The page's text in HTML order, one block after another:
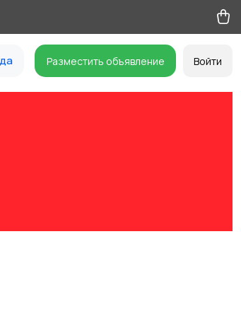
Разместить объявление Войти